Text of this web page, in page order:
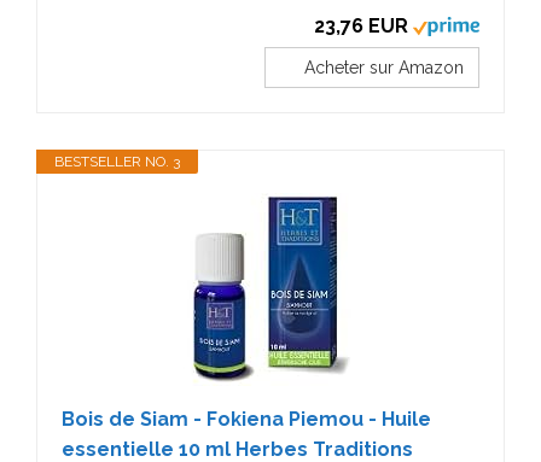
23,76 EUR
Acheter sur Amazon
BESTSELLER NO. 3
Bois de Siam - Fokiena Piemou - Huile
essentielle 10 ml Herbes Traditions